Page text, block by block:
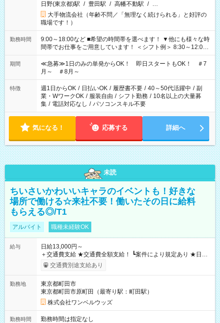
日野(東京都)駅 / 豊田駅 / 高幡不動駅 / …
大手物流会社（年齢不問／「無理なく続けられる」と好評の
職場です！）
勤務時間
9:00～18:00など ■希望の時間帯を選べます！ ▼他にも様々な時
間帯でお仕事をご用意しています！ ＜シフト例＞ 8:30～12:00
17:00～22:00 13:00～22:00 22:00～翌6:00 など
期間
≪急募≫1日のみの単発からOK！ 即日スタートもOK！ ＃7
月～ ＃8月～
特徴 週1日からOK / 日払いOK / 履歴書不要 / 40～50代活躍中 / 副
業・WワークOK / 服装自由 / シフト勤務 / 10名以上の大量募
集 / 電話対応なし / パソコンスキル不要
気になる！ 応募する 詳細へ
未読
ちいさいかわいいキャラのイベントも！好きな
場所で働ける☆来社不要！働いたその日に給料
もらえる◎/T1
アルバイト 職種未経験OK
給与
日給13,000円～
＋交通費支給 ★交通費全額支給！ ┗案件により規定あり ★日払
いOK！（規定あり） ┗働いたその日に現金GET♪ お仕事後はコ
ンビニATMから 日払い分を引き落とせます！ 【試用期間】試
交通費別途支給あり
勤務地
東京都町田市
東京都町田市原町田（最寄り駅：町田駅）
株式会社ワンベルウッズ
勤務時間
勤務時間は指定なし